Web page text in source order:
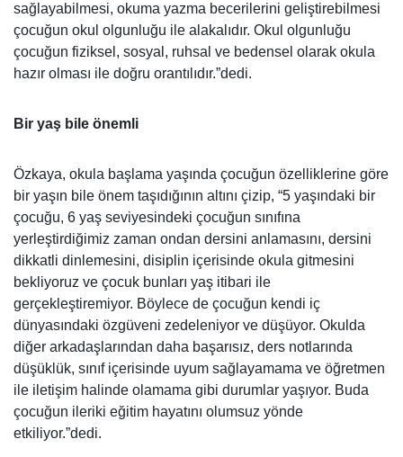
sağlayabilmesi, okuma yazma becerilerini geliştirebilmesi
çocuğun okul olgunluğu ile alakalıdır. Okul olgunluğu
çocuğun fiziksel, sosyal, ruhsal ve bedensel olarak okula
hazır olması ile doğru orantılıdır.”dedi.
Bir yaş bile önemli
Özkaya, okula başlama yaşında çocuğun özelliklerine göre
bir yaşın bile önem taşıdığının altını çizip, “5 yaşındaki bir
çocuğu, 6 yaş seviyesindeki çocuğun sınıfına
yerleştirdiğimiz zaman ondan dersini anlamasını, dersini
dikkatli dinlemesini, disiplin içerisinde okula gitmesini
bekliyoruz ve çocuk bunları yaş itibari ile
gerçekleştiremiyor. Böylece de çocuğun kendi iç
dünyasındaki özgüveni zedeleniyor ve düşüyor. Okulda
diğer arkadaşlarından daha başarısız, ders notlarında
düşüklük, sınıf içerisinde uyum sağlayamama ve öğretmen
ile iletişim halinde olamama gibi durumlar yaşıyor. Buda
çocuğun ileriki eğitim hayatını olumsuz yönde
etkiliyor.”dedi.